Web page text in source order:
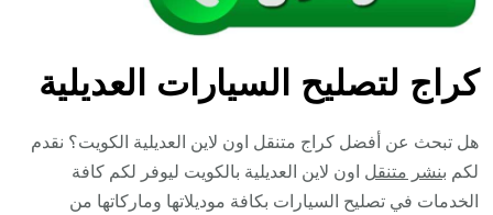
كراج لتصليح السيارات العديلية
هل تبحث عن أفضل كراج متنقل اون لاين العديلية الكويت؟ نقدم
لكم بنشر متنقل اون لاين العديلية بالكويت ليوفر لكم كافة
الخدمات في تصليح السيارات بكافة موديلاتها وماركاتها من